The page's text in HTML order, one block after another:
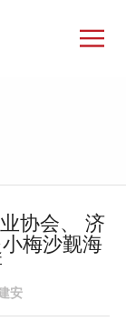
协会、 济
梅沙觐海
安